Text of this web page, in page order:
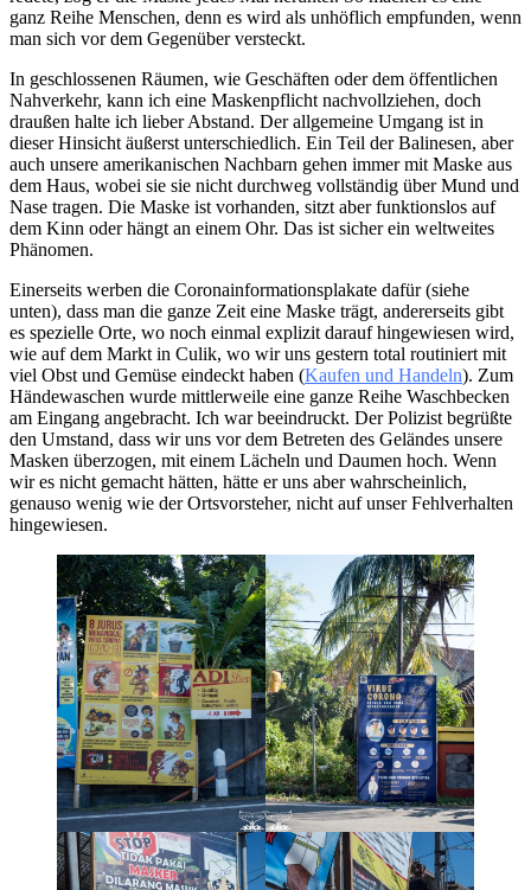
ganz Reihe Menschen, denn es wird als unhöflich empfunden, wenn
man sich vor dem Gegenüber versteckt.
In geschlossenen Räumen, wie Geschäften oder dem öffentlichen
Nahverkehr, kann ich eine Maskenpflicht nachvollziehen, doch
draußen halte ich lieber Abstand. Der allgemeine Umgang ist in
dieser Hinsicht äußerst unterschiedlich. Ein Teil der Balinesen, aber
auch unsere amerikanischen Nachbarn gehen immer mit Maske aus
dem Haus, wobei sie sie nicht durchweg vollständig über Mund und
Nase tragen. Die Maske ist vorhanden, sitzt aber funktionslos auf
dem Kinn oder hängt an einem Ohr. Das ist sicher ein weltweites
Phänomen.
Einerseits werben die Coronainformationsplakate dafür (siehe
unten), dass man die ganze Zeit eine Maske trägt, andererseits gibt
es spezielle Orte, wo noch einmal explizit darauf hingewiesen wird,
wie auf dem Markt in Culik, wo wir uns gestern total routiniert mit
viel Obst und Gemüse eindeckt haben (Kaufen und Handeln). Zum
Händewaschen wurde mittlerweile eine ganze Reihe Waschbecken
am Eingang angebracht. Ich war beeindruckt. Der Polizist begrüßte
den Umstand, dass wir uns vor dem Betreten des Geländes unsere
Masken überzogen, mit einem Lächeln und Daumen hoch. Wenn
wir es nicht gemacht hätten, hätte er uns aber wahrscheinlich,
genauso wenig wie der Ortsvorsteher, nicht auf unser Fehlverhalten
hingewiesen.